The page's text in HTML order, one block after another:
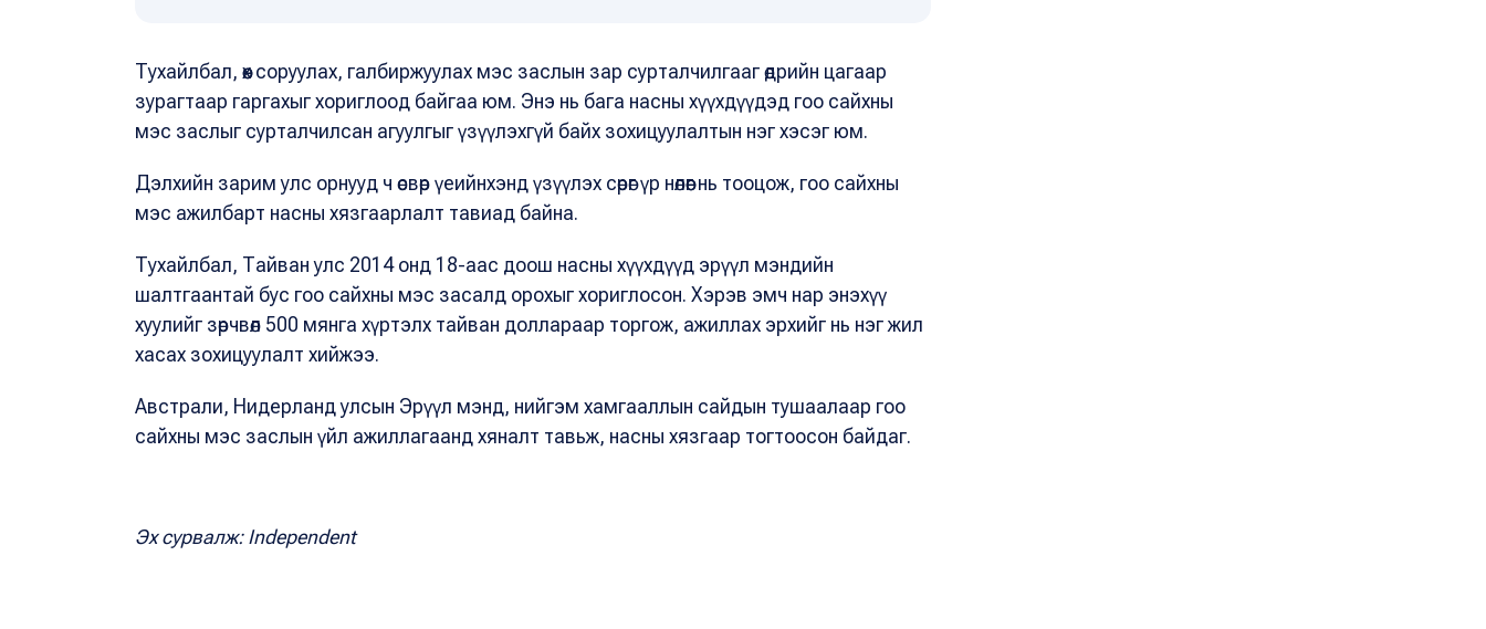
Тухайлбал, өөх соруулах, галбиржуулах мэс заслын зар сурталчилгааг өдрийн цагаар
зурагтаар гаргахыг хориглоод байгаа юм. Энэ нь бага насны хүүхдүүдэд гоо сайхны
мэс заслыг сурталчилсан агуулгыг үзүүлэхгүй байх зохицуулалтын нэг хэсэг юм.
Дэлхийн зарим улс орнууд ч өсвөр үеийнхэнд үзүүлэх сөрөг үр нөлөөг нь тооцож, гоо сайхны
мэс ажилбарт насны хязгаарлалт тавиад байна.
Тухайлбал, Тайван улс 2014 онд 18-аас доош насны хүүхдүүд эрүүл мэндийн
шалтгаантай бус гоо сайхны мэс засалд орохыг хориглосон. Хэрэв эмч нар энэхүү
хуулийг зөрчвөл 500 мянга хүртэлх тайван доллараар торгож, ажиллах эрхийг нь нэг жил
хасах зохицуулалт хийжээ.
Австрали, Нидерланд улсын Эрүүл мэнд, нийгэм хамгааллын сайдын тушаалаар гоо
сайхны мэс заслын үйл ажиллагаанд хяналт тавьж, насны хязгаар тогтоосон байдаг.
Эх сурвалж: Independent